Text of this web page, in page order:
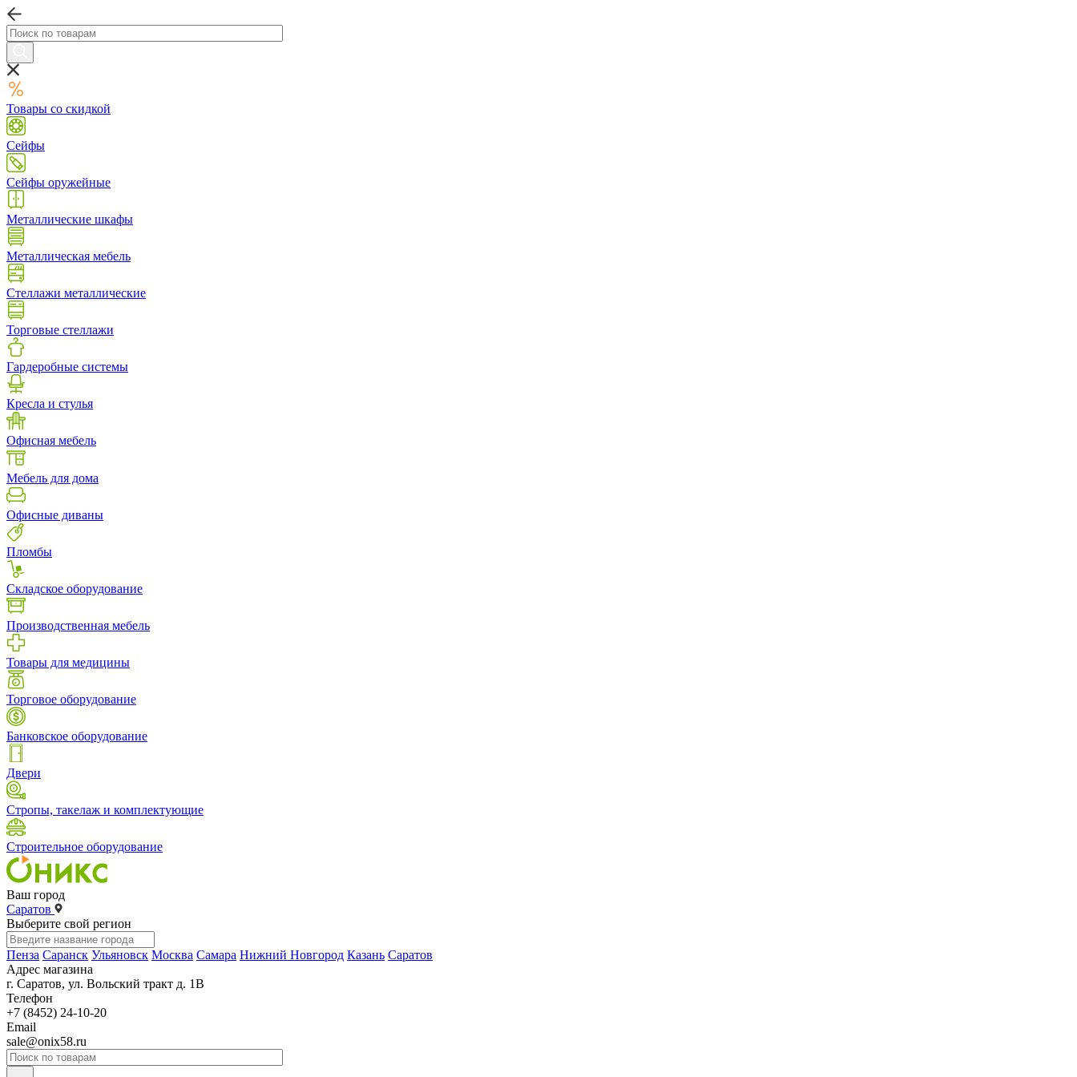
Товары со скидкой
Сейфы
Сейфы оружейные
Металлические шкафы
Металлическая мебель
Стеллажи металлические
Торговые стеллажи
Гардеробные системы
Кресла и стулья
Офисная мебель
Мебель для дома
Офисные диваны
Пломбы
Складское оборудование
Производственная мебель
Товары для медицины
Торговое оборудование
Банковское оборудование
Двери
Стропы, такелаж и комплектующие
Строительное оборудование
Ваш город
Саратов
Выберите свой регион
Пенза Саранск Ульяновск Москва Самара Нижний Новгород Казань Саратов
Адрес магазина
г. Саратов, ул. Вольский тракт д. 1В
Телефон
+7 (8452) 24-10-20
Email
sale@onix58.ru